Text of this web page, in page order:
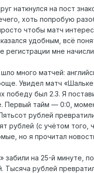
наткнулся на пост
хоть попробую
чтобы матч
удобным, всё
мне
много матчей:
Увидел матч
победу был 2.3. Я
Первый тайм — 0:0,
рублей
рублей (с учётом того,
но я прочитал
на 25-й минуте,
Тысяча рублей